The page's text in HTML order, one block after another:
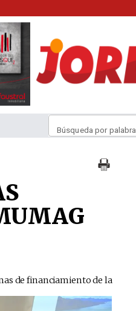
Búsqueda por palabra
de financiamiento de la